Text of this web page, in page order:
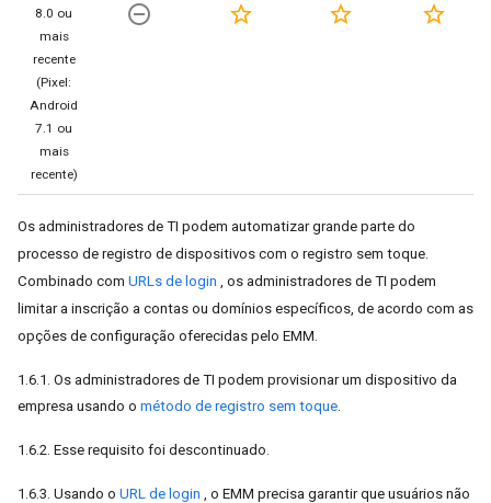
8.0 ou
mais
recente
(Pixel:
Android
7.1 ou
mais
recente)
remove_circle_outline star_border star_border star_border
Os administradores de TI podem automatizar grande parte do
processo de registro de dispositivos com o registro sem toque.
Combinado com URLs de login , os administradores de TI podem
limitar a inscrição a contas ou domínios específicos, de acordo com as
opções de configuração oferecidas pelo EMM.
1.6.1. Os administradores de TI podem provisionar um dispositivo da
empresa usando o método de registro sem toque.
1.6.2. Esse requisito foi descontinuado.
1.6.3. Usando o URL de login , o EMM precisa garantir que usuários não